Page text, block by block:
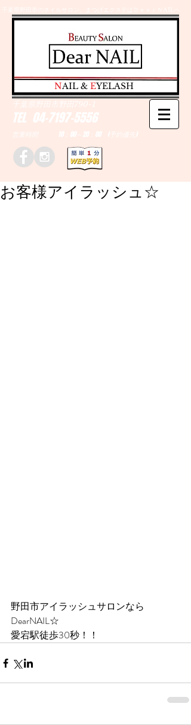
千葉県野田市のネイルサロン、まつげエクステはＤｅａｒＮAILへ
TEL 04-7197-5556
営業時間 10：00～20：00 (予約優先)
千葉県野田市野田790-1
​NAIL & EYELASH
お客様アイラッシュ☆
野田市アイラッシュサロンなら
DearNAIL☆
愛宕駅徒歩30秒！！